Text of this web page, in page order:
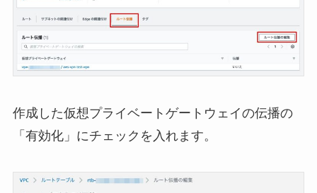
作成した仮想プライベートゲートウェイの伝播の
「有効化」にチェックを入れます。